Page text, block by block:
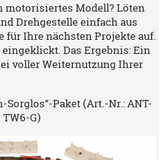
motorisiertes Modell? Löten
Drehgestelle einfach aus
für Ihre nächsten Projekte auf.
Das Ergebnis: Ein
voller Weiternutzung Ihrer
Sorglos“-Paket (Art.-Nr.: ANT-
TW6-G)